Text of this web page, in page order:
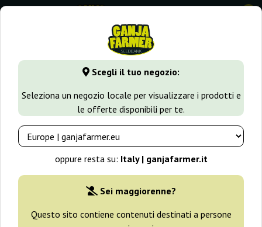
Scegli il tuo negozio:
Seleziona un negozio locale per visualizzare i prodotti e
le offerte disponibili per te.
oppure resta su: Italy | ganjafarmer.it
Sei maggiorenne?
Questo sito contiene contenuti destinati a persone
0
GanjaFarmer.it Varietà di Cannabis Skunk CBD
-25%
+ omaggi